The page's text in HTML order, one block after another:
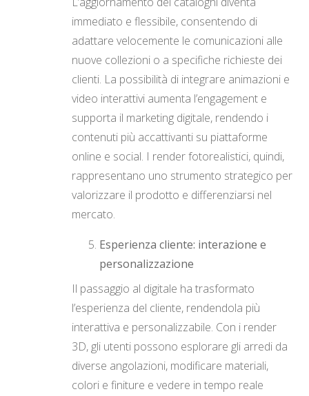
immediato e flessibile, consentendo di
adattare velocemente le comunicazioni alle
nuove collezioni o a specifiche richieste dei
clienti. La possibilità di integrare animazioni e
video interattivi aumenta l’engagement e
supporta il marketing digitale, rendendo i
contenuti più accattivanti su piattaforme
online e social. I render fotorealistici, quindi,
rappresentano uno strumento strategico per
valorizzare il prodotto e differenziarsi nel
mercato.
Esperienza cliente: interazione e
personalizzazione
Il passaggio al digitale ha trasformato
l’esperienza del cliente, rendendola più
interattiva e personalizzabile. Con i render
3D, gli utenti possono esplorare gli arredi da
diverse angolazioni, modificare materiali,
colori e finiture e vedere in tempo reale